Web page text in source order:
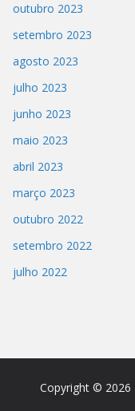
outubro 2023
setembro 2023
agosto 2023
julho 2023
junho 2023
maio 2023
abril 2023
março 2023
outubro 2022
setembro 2022
julho 2022
Copyright © 2026